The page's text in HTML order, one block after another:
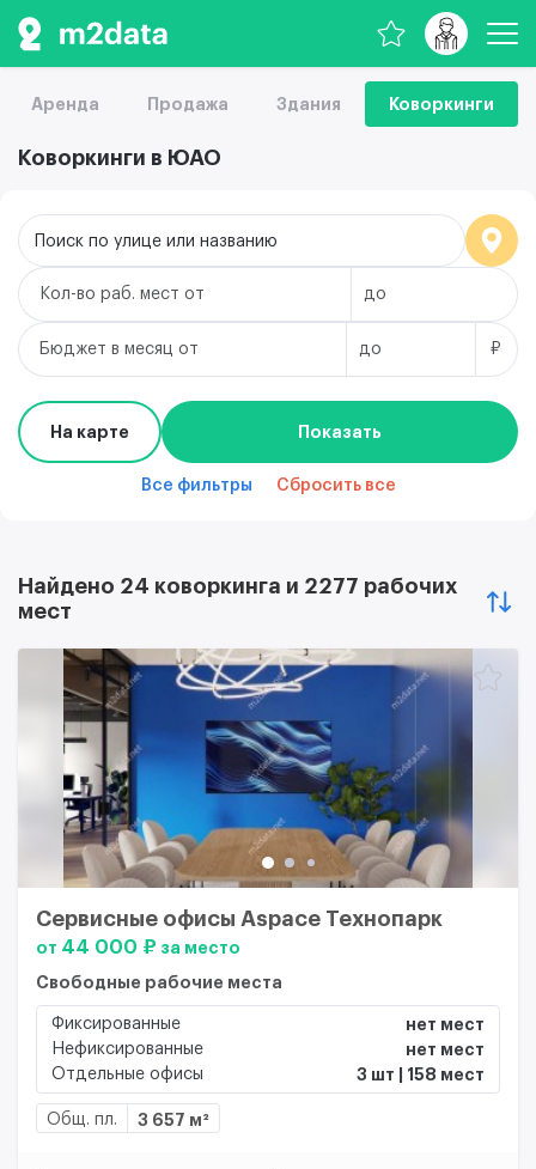
Аренда Продажа Здания Коворкинги
Коворкинги в ЮАО
Кол-во раб. мест
Бюджет в месяц ₽
Поиск по улице или названию
На карте Показать
Все фильтры Сбросить все
Найдено 24 коворкинга и 2277 рабочих
мест
Сервисные офисы Aspace Технопарк
от 44 000 ₽ за место
Свободные рабочие места
Фиксированные
нет мест
Нефиксированные
нет мест
Отдельные офисы
3 шт | 158 мест
Общ. пл. 3 657 м²